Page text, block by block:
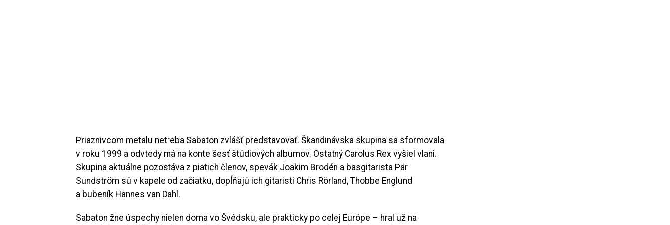
Priaznivcom metalu netreba Sabaton zvlášť predstavovať. Škandinávska skupina sa sformovala
v roku 1999 a odvtedy má na konte šesť štúdiových albumov. Ostatný Carolus Rex vyšiel vlani.
Skupina aktuálne pozostáva z piatich členov, spevák Joakim Brodén a basgitarista Pär
Sundström sú v kapele od začiatku, dopĺňajú ich gitaristi Chris Rörland, Thobbe Englund
a bubeník Hannes van Dahl.
Sabaton žne úspechy nielen doma vo Švédsku, ale prakticky po celej Európe – hral už na